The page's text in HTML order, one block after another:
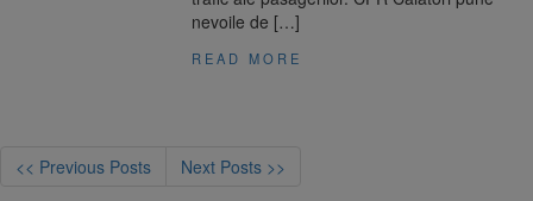
nevoile de […]
READ MORE
<< Previous Posts Next Posts >>